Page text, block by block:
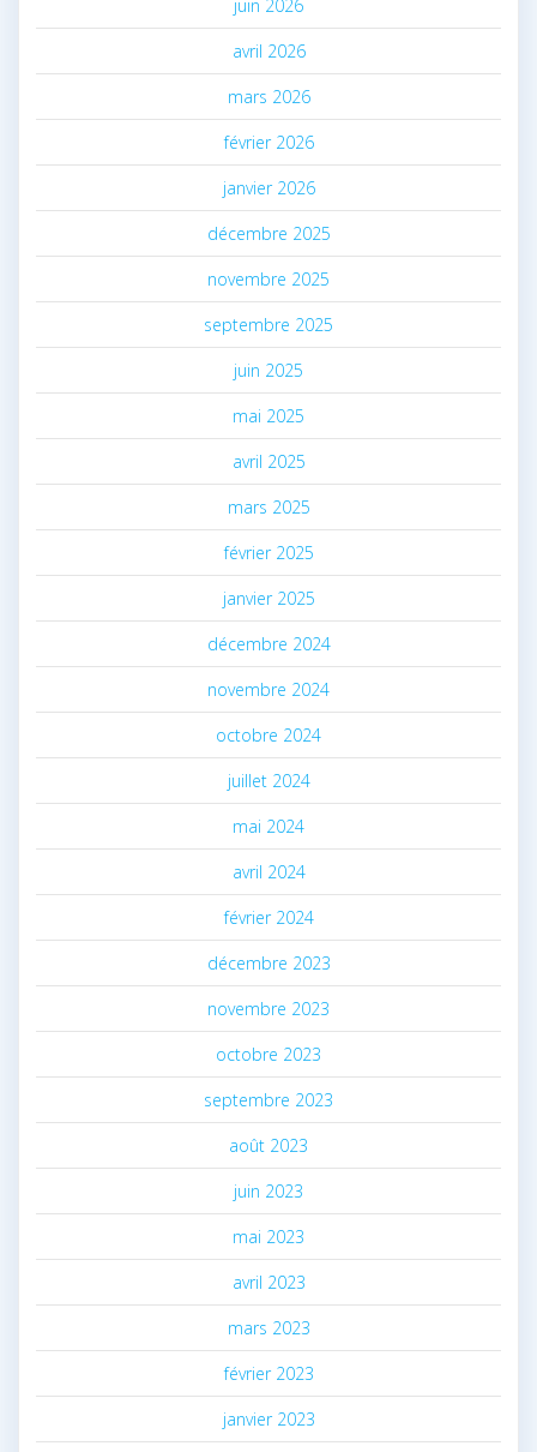
juin 2026
avril 2026
mars 2026
février 2026
janvier 2026
décembre 2025
novembre 2025
septembre 2025
juin 2025
mai 2025
avril 2025
mars 2025
février 2025
janvier 2025
décembre 2024
novembre 2024
octobre 2024
juillet 2024
mai 2024
avril 2024
février 2024
décembre 2023
novembre 2023
octobre 2023
septembre 2023
août 2023
juin 2023
mai 2023
avril 2023
mars 2023
février 2023
janvier 2023